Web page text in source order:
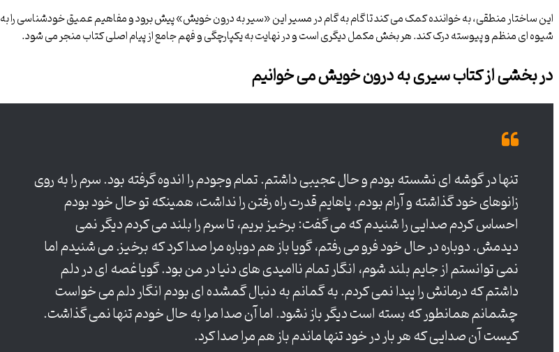
این ساختار منطقی، به خواننده کمک می کند تا گام به گام در مسیر این «سیر به درون خویش» پیش برود و مفاهیم عمیق خودشناسی را به
شیوه ای منظم و پیوسته درک کند. هر بخش مکمل دیگری است و در نهایت به یکپارچگی و فهم جامع از پیام اصلی کتاب منجر می شود.
در بخشی از کتاب سیری به درون خویش می خوانیم
تنها در گوشه ای نشسته بودم و حال عجیبی داشتم. تمام وجودم را اندوه گرفته بود. سرم را به روی
زانوهای خود گذاشته و آرام بودم. پاهایم قدرت راه رفتن را نداشت، همینکه تو حال خود بودم
احساس کردم صدایی را شنیدم که می گفت: برخیز بریم، تا سرم را بلند می کردم دیگر نمی
دیدمش. دوباره در حال خود فرو می رفتم، گویا باز هم دوباره مرا صدا کرد که برخیز. می شنیدم اما
نمی توانستم از جایم بلند شوم، انگار تمام ناامیدی های دنیا در من بود. گویا غصه ای در دلم
داشتم که درمانش را پیدا نمی کردم. به گمانم به دنبال گمشده ای بودم انگار دلم می خواست
چشمانم همانطور که بسته است دیگر باز نشود. اما آن صدا مرا به حال خودم تنها نمی گذاشت.
کیست آن صدایی که هر بار در خود تنها ماندم باز هم مرا صدا کرد.